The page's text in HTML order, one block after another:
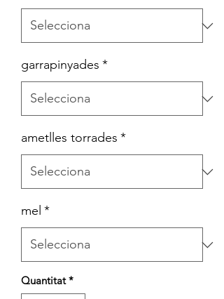
garrapinyades *
ametlles torrades *
mel *
Quantitat *